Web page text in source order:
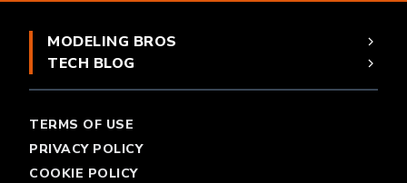
MODELING BROS
TECH BLOG
TERMS OF USE
PRIVACY POLICY
COOKIE POLICY